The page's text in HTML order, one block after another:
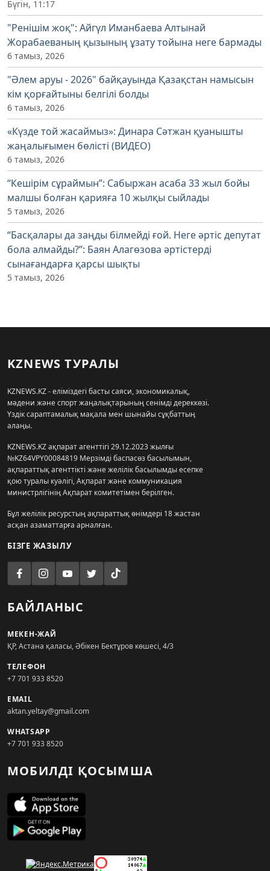
Бүгін, 11:17
"Ренішім жоқ": Айгүл Иманбаева Алтынай
Жорабаеваның қызының ұзату тойына неге бармады
6 тамыз, 2026
"Әлем аруы - 2026" байқауында Қазақстан намысын
кім қорғайтыны белгілі болды
6 тамыз, 2026
«Күзде той жасаймыз»: Динара Сәтжан қуанышты
жаңалығымен бөлісті (ВИДЕО)
6 тамыз, 2026
“Кешірім сұраймын”: Сабыржан асаба 33 жыл бойы
малшы болған қарияға 10 жылқы сыйлады
5 тамыз, 2026
“Басқалары да заңды білмейді ғой. Неге әртіс депутат
бола алмайды?”: Баян Алагөзова әртістерді
сынағандарға қарсы шықты
5 тамыз, 2026
KZNEWS ТУРАЛЫ
KZNEWS.KZ - еліміздегі басты саяси, экономикалық,
мәдени және спорт жаңалықтарының сенімді дереккөзі.
Үздік сараптамалық мақала мен шынайы сұқбаттың
алаңы.
KZNEWS.KZ ақпарат агенттігі 29.12.2023 жылғы
№KZ64VPY00084819 Мерзімді баспасөз басылымын,
ақпараттық агенттікті және желілік басылымды есепке
қою туралы куәлігі, Ақпарат және коммуникация
министрлігінің Ақпарат комитетімен берілген.
Бұл желілік ресурстың ақпараттық өнімдері 18 жастан
асқан азаматтарға арналған.
БІЗГЕ ЖАЗЫЛУ
БАЙЛАНЫС
МЕКЕН-ЖАЙ
ҚР, Астана қаласы, Әбікен Бектұров көшесі, 4/3
ТЕЛЕФОН
+7 701 933 8520
EMAIL
aktan.yeltay@gmail.com
WHATSAPP
+7 701 933 8520
МОБИЛДІ ҚОСЫМША